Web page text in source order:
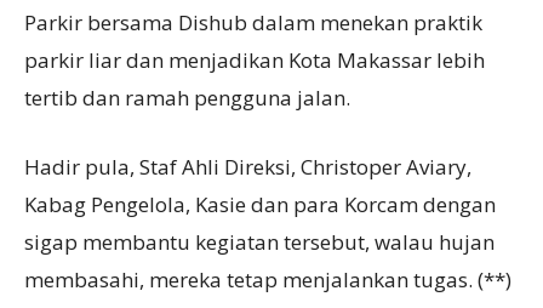
Parkir bersama Dishub dalam menekan praktik
parkir liar dan menjadikan Kota Makassar lebih
tertib dan ramah pengguna jalan.
Hadir pula, Staf Ahli Direksi, Christoper Aviary,
Kabag Pengelola, Kasie dan para Korcam dengan
sigap membantu kegiatan tersebut, walau hujan
membasahi, mereka tetap menjalankan tugas. (**)